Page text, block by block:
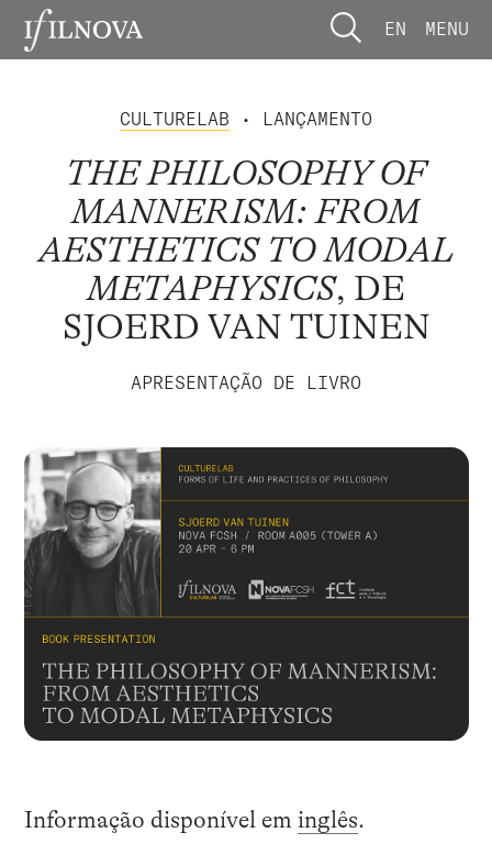
EN MENU
CULTURELAB • LANÇAMENTO
THE PHILOSOPHY OF
MANNERISM: FROM
AESTHETICS TO MODAL
METAPHYSICS, DE
SJOERD VAN TUINEN
APRESENTAÇÃO DE LIVRO
Informação disponível em inglês.